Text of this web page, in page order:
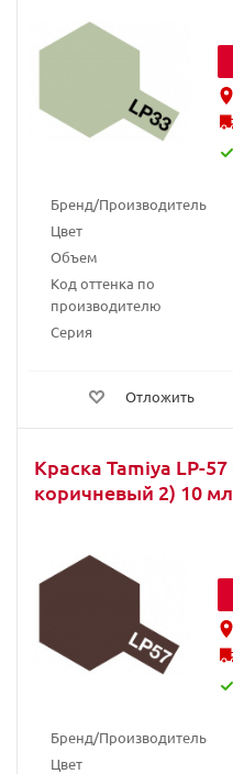
Бренд/Производитель
Цвет
Объем
Код оттенка по
производителю
Серия
Отложить
Краска Tamiya LP-
коричневый 2) 10 мл
Бренд/Производитель
Цвет